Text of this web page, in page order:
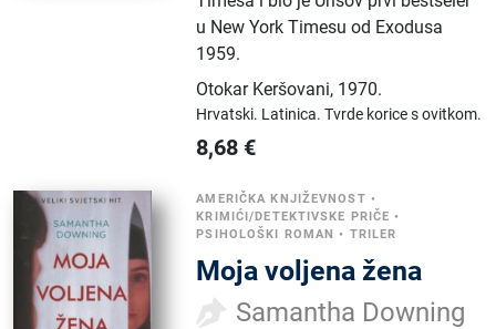
u New York Timesu od Exodusa
1959.
Otokar Keršovani, 1970.
Hrvatski. Latinica.Tvrde korice s ovitkom.
8,68 €
AMERIČKA KNJIŽEVNOST •
KRIMIĆI/DETEKTIVSKE PRIČE •
PSIHOLOŠKI ROMAN • TRILER
Moja voljena žena
Samantha Downing